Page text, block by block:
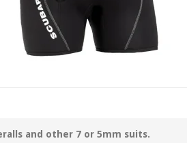
and other 7 or 5mm suits.